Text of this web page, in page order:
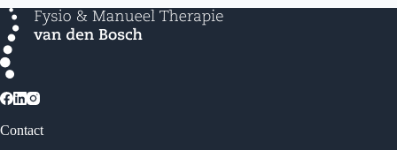
Contact